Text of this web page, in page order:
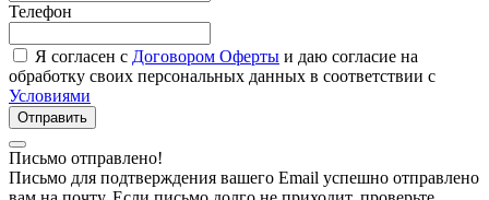
Телефон
Я согласен с Договором Оферты и даю согласие на
обработку своих персональных данных в соответствии с
Условиями
Отправить
Письмо отправлено!
Письмо для подтверждения вашего Email успешно отправлено